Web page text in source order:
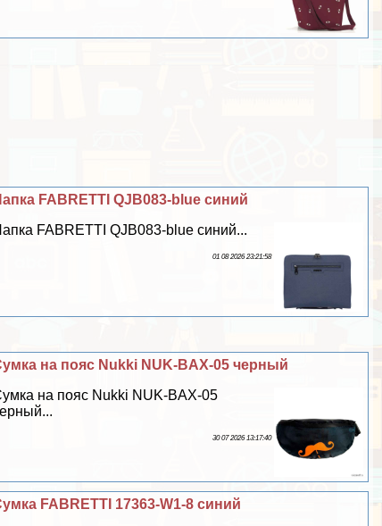
FABRETTI QJB083-blue синий
FABRETTI QJB083-blue синий...
01 08 2026 23:21:58
на пояс Nukki NUK-BAX-05 черный
на пояс Nukki NUK-BAX-05
30 07 2026 13:17:40
FABRETTI 17363-W1-8 синий